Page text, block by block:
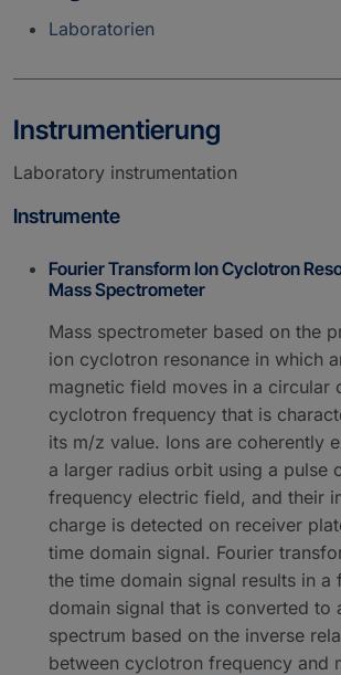
Laboratorien
Instrumentierung
Laboratory instrumentation
Instrumente
Fourier Transform Ion Cyclotron
Mass Spectrometer
Mass spectrometer based on the
ion cyclotron resonance in which
magnetic field moves in a circular
cyclotron frequency that is
its m/z value. Ions are coherently
a larger radius orbit using a pulse
frequency electric field, and their
charge is detected on receiver
time domain signal. Fourier
the time domain signal results in a
domain signal that is converted to
spectrum based on the inverse
between cyclotron frequency and